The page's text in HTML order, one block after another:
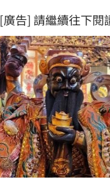
[廣告] 請繼續往下